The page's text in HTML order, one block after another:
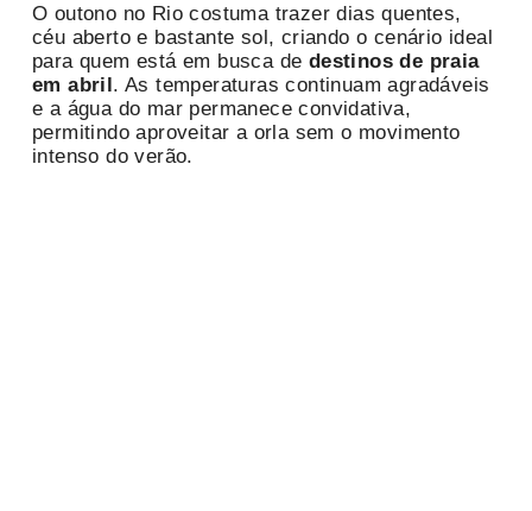
O outono no Rio costuma trazer dias quentes,
céu aberto e bastante sol, criando o cenário ideal
para quem está em busca de destinos de praia
em abril. As temperaturas continuam agradáveis
e a água do mar permanece convidativa,
permitindo aproveitar a orla sem o movimento
intenso do verão.